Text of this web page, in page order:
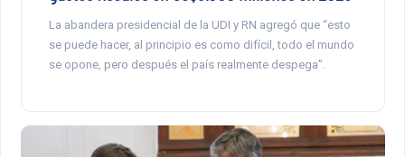
La abandera presidencial de la UDI y RN agregó que “esto
se puede hacer, al principio es como difícil, todo el mundo
se opone, pero después el país realmente despega”.